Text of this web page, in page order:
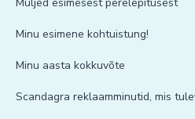
Minu esimene kohtuistung!
Minu aasta kokkuvõte
Scandagra reklaamminutid, mis